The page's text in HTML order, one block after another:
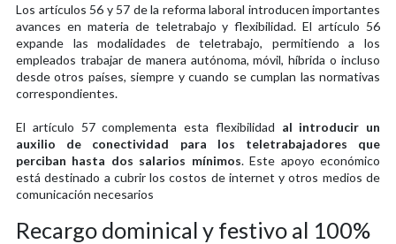
Los artículos 56 y 57 de la reforma laboral introducen importantes
avances en materia de teletrabajo y flexibilidad. El artículo 56
expande las modalidades de teletrabajo, permitiendo a los
empleados trabajar de manera autónoma, móvil, híbrida o incluso
desde otros países, siempre y cuando se cumplan las normativas
correspondientes.
El artículo 57 complementa esta flexibilidad al introducir un
auxilio de conectividad para los teletrabajadores que
perciban hasta dos salarios mínimos. Este apoyo económico
está destinado a cubrir los costos de internet y otros medios de
comunicación necesarios
Recargo dominical y festivo al 100%